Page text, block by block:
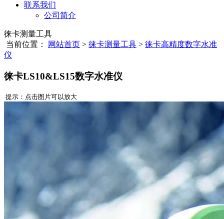
联系我们
公司简介
徕卡测量工具
当前位置：
网站首页 > 徕卡测量工具 > 徕卡高精度数字水准
仪
徕卡LS10&LS15数字水准仪
提示：点击图片可以放大